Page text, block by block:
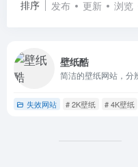
排序 发布 更新 浏览
壁纸酷
失效网站 # 2K壁纸 # 4K壁纸